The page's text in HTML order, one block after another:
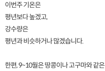
이번주 기온은
평년보다 높겠고,
강수량은
평년과 비슷하거나 많겠습니다.
한편, 9~10월은 땅콩이나 고구마와 같은